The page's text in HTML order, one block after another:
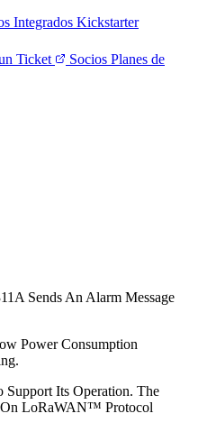
Integrados Kickstarter
Ticket Socios Planes de
Sends An Alarm Message
Power Consumption
Support Its Operation. The
On LoRaWAN™ Protocol